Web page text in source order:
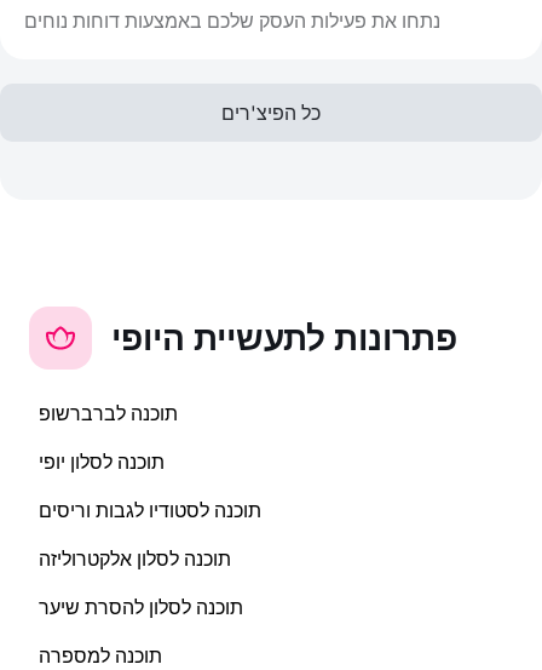
נתחו את פעילות העסק שלכם באמצעות דוחות נוחים
כל הפיצ'רים
פתרונות לתעשיית היופי
תוכנה לברברשופ
תוכנה לסלון יופי
תוכנה לסטודיו לגבות וריסים
תוכנה לסלון אלקטרוליזה
תוכנה לסלון להסרת שיער
תוכנה למספרה